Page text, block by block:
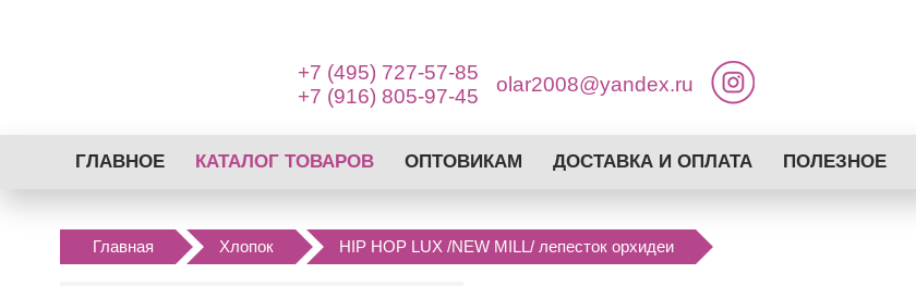
+7 (495) 727-57-85
+7 (916) 805-97-45
olar2008@yandex.ru
ГЛАВНОЕ КАТАЛОГ ТОВАРОВ
АНГОРА
ВЕРБЛЮД, ЯК, ЛАМА
ОПТОВИКАМ ДОСТАВКА И ОПЛАТА ПОЛЕЗНОЕ
Главная Хлопок HIP HOP LUX /NEW MILL/ лепесток орхидеи